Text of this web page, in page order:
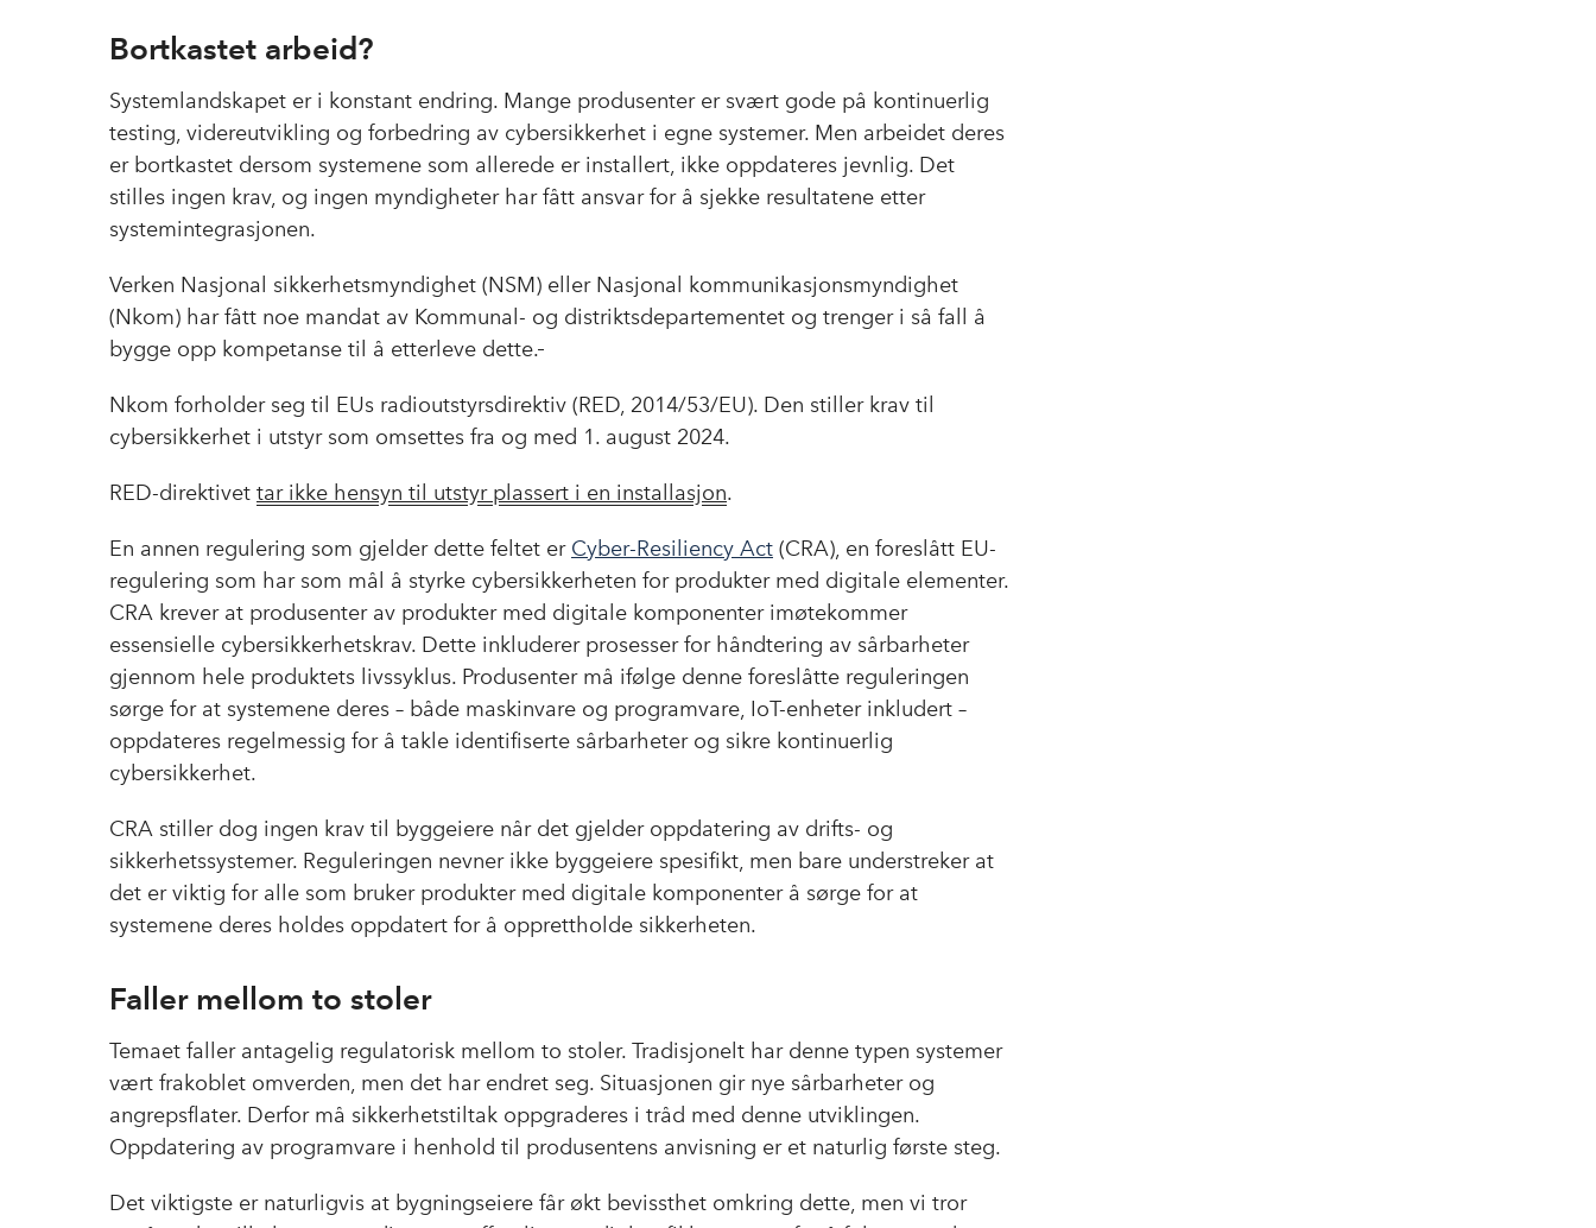
Bortkastet arbeid?
Systemlandskapet er i konstant endring. Mange produsenter er svært gode på kontinuerlig
testing, videreutvikling og forbedring av cybersikkerhet i egne systemer. Men arbeidet deres
er bortkastet dersom systemene som allerede er installert, ikke oppdateres jevnlig. Det
stilles ingen krav, og ingen myndigheter har fått ansvar for å sjekke resultatene etter
systemintegrasjonen.
Verken Nasjonal sikkerhetsmyndighet (NSM) eller Nasjonal kommunikasjonsmyndighet
(Nkom) har fått noe mandat av Kommunal- og distriktsdepartementet og trenger i så fall å
bygge opp kompetanse til å etterleve dette.
Nkom forholder seg til EUs radioutstyrsdirektiv (RED, 2014/53/EU). Den stiller krav til
cybersikkerhet i utstyr som omsettes fra og med 1. august 2024.
RED-direktivet tar ikke hensyn til utstyr plassert i en installasjon.
En annen regulering som gjelder dette feltet er Cyber-Resiliency Act (CRA), en foreslått EU-
regulering som har som mål å styrke cybersikkerheten for produkter med digitale elementer.
CRA krever at produsenter av produkter med digitale komponenter imøtekommer
essensielle cybersikkerhetskrav. Dette inkluderer prosesser for håndtering av sårbarheter
gjennom hele produktets livssyklus. Produsenter må ifølge denne foreslåtte reguleringen
sørge for at systemene deres – både maskinvare og programvare, IoT-enheter inkludert –
oppdateres regelmessig for å takle identifiserte sårbarheter og sikre kontinuerlig
cybersikkerhet.
CRA stiller dog ingen krav til byggeiere når det gjelder oppdatering av drifts- og
sikkerhetssystemer. Reguleringen nevner ikke byggeiere spesifikt, men bare understreker at
det er viktig for alle som bruker produkter med digitale komponenter å sørge for at
systemene deres holdes oppdatert for å opprettholde sikkerheten.
Faller mellom to stoler
Temaet faller antagelig regulatorisk mellom to stoler. Tradisjonelt har denne typen systemer
vært frakoblet omverden, men det har endret seg. Situasjonen gir nye sårbarheter og
angrepsflater. Derfor må sikkerhetstiltak oppgraderes i tråd med denne utviklingen.
Oppdatering av programvare i henhold til produsentens anvisning er et naturlig første steg.
Det viktigste er naturligvis at bygningseiere får økt bevissthet omkring dette, men vi tror